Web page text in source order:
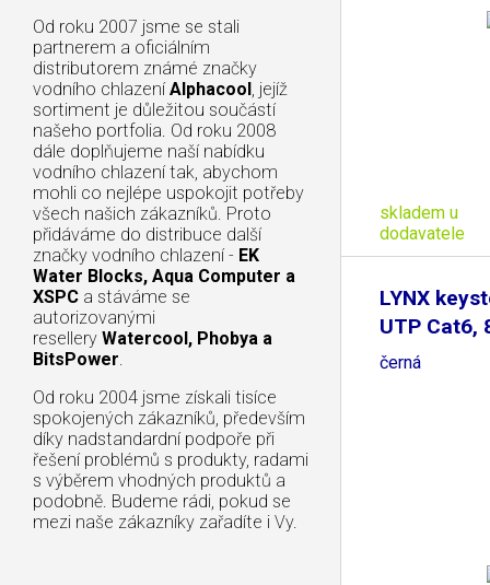
Od roku 2007 jsme se stali
partnerem a oficiálním
distributorem známé značky
vodního chlazení Alphacool, jejíž
sortiment je důležitou součástí
našeho portfolia. Od roku 2008
dále doplňujeme naší nabídku
vodního chlazení tak, abychom
mohli co nejlépe uspokojit potřeby
všech našich zákazníků. Proto
přidáváme do distribuce další
značky vodního chlazení - EK
Water Blocks, Aqua Computer a
XSPC a stáváme se
autorizovanými
resellery Watercool, Phobya a
BitsPower.
Od roku 2004 jsme získali tisíce
spokojených zákazníků, především
díky nadstandardní podpoře při
řešení problémů s produkty, radami
s výběrem vhodných produktů a
podobně. Budeme rádi, pokud se
mezi naše zákazníky zařadíte i Vy.
skladem u
dodavatele
LYNX
UTP Cat6,
černá